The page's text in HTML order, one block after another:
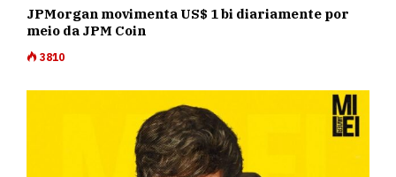
JPMorgan movimenta US$ 1 bi diariamente por
meio da JPM Coin
3810